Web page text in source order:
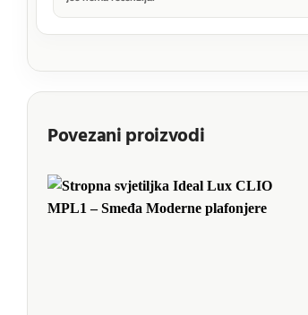
Povezani proizvodi